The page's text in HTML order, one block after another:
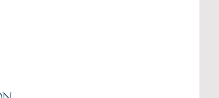
de un programa
el niño y el